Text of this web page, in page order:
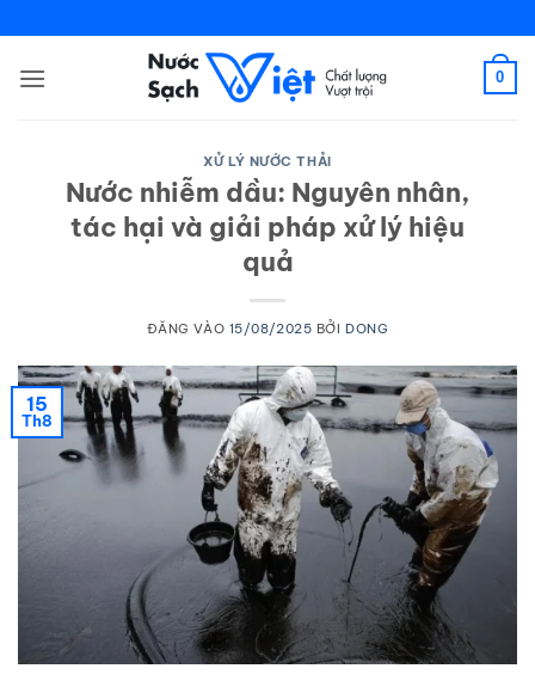
qua
nội
0
XỬ LÝ NƯỚC THẢI
Nước nhiễm dầu: Nguyên nhân,
tác hại và giải pháp xử lý hiệu
quả
ĐĂNG VÀO 15/08/2025 BỞIDONG
15
Th8